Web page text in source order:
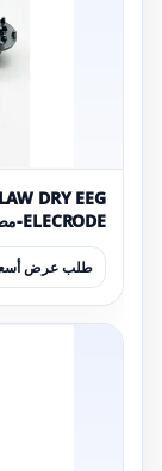
DRY EEG
ELECRODE-مصنع ومورد من الصين
طلب عرض